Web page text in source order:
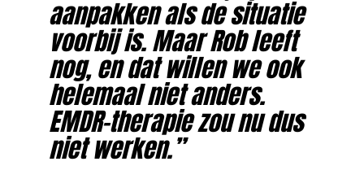
aanpakken als de situatie
voorbij is. Maar Rob leeft
nog, en dat willen we ook
helemaal niet anders.
EMDR-therapie zou nu dus
niet werken.”